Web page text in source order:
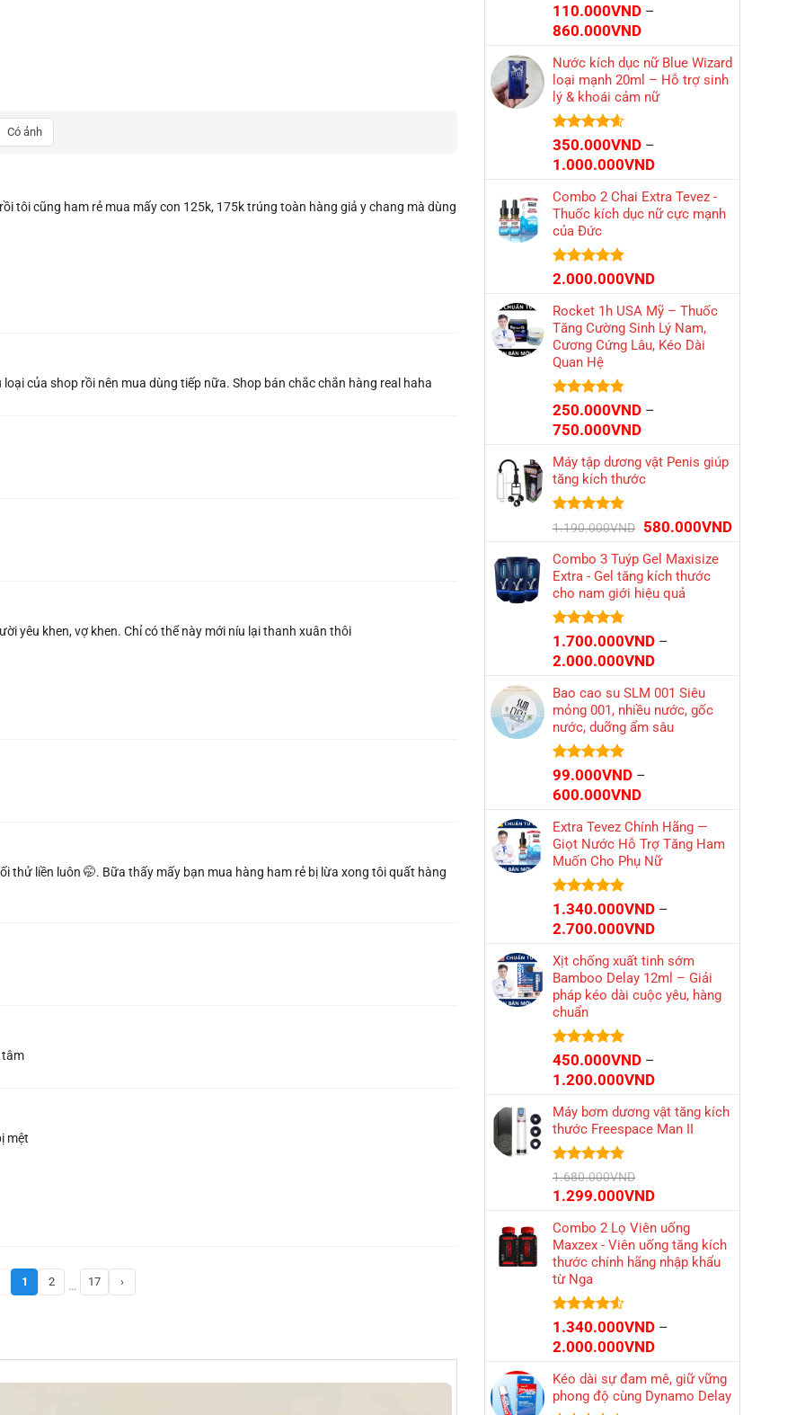
Được xếp
hạng4.73
5 sao
110.000VND –
860.000VNDKhoảng
từ
110.000VND
đến
Nước kích dục nữ Blue Wizard
loại mạnh 20ml – Hỗ trợ sinh
lý & khoái cảm nữ
Được xếp
hạng4.56
5 sao
350.000VND –
1.000.000VNDKhoảng
từ
350.000VND
Combo 2 Chai Extra Tevez -
Thuốc kích dục nữ cực mạnh
của Đức
Được xếp
5 sao
2.000.000VND
Rocket 1h USA Mỹ – Thuốc
Tăng Cường Sinh Lý Nam,
Cương Cứng Lâu, Kéo Dài
Quan Hệ
Được xếp
hạng4.75
5 sao
250.000VND –
750.000VNDKhoảng
từ
250.000VND
750.000VND
Máy tập dương vật Penis giúp
tăng kích thước
Được xếp
5 sao
1.190.000VND
Giá
là:
1.190.000VND.
580.000VNDGiá
Combo 3 Tuýp Gel Maxisize
Extra - Gel tăng kích thước
cho nam giới hiệu quả
Được xếp
hạng4.77
5 sao
1.700.000VND –
2.000.000VNDKhoảng
từ
1.700.000VND
đến
Bao cao su SLM 001 Siêu
mỏng 001, nhiều nước, gốc
nước, duỡng ẩm sâu
Được xếp
hạng4.86
5 sao
99.000VND –
600.000VNDKhoảng
từ
99.000VND
đến
Extra Tevez Chính Hãng —
Giọt Nước Hỗ Trợ Tăng Ham
Muốn Cho Phụ Nữ
Được xếp
hạng4.81
5 sao
1.340.000VND –
2.700.000VNDKhoảng
từ
1.340.000VND
đến
Xịt chống xuất tinh sớm
Bamboo Delay 12ml – Giải
pháp kéo dài cuộc yêu, hàng
chuẩn
Được xếp
hạng4.86
5 sao
450.000VND –
1.200.000VNDKhoảng
từ
450.000VND
Máy bơm dương vật tăng kích
thước Freespace Man II
Được xếp
hạng4.79
5 sao
1.680.000VND
Giá
là:
1.680.000VND.
1.299.000VNDGiá
tại
là:
1.299.000VND.
Combo 2 Lọ Viên uống
Maxzex - Viên uống tăng kích
thước chính hãng nhập khẩu
từ Nga
Được xếp
hạng4.52
5 sao
1.340.000VND –
2.000.000VNDKhoảng
từ
1.340.000VND
Kéo dài sự đam mê, giữ vững
phong độ cùng Dynamo Delay
Có ảnh
tôi cũng ham rẻ mua mấy con 125k, 175k trúng toàn hàng giả y chang mà dùng
của shop rồi nên mua dùng tiếp nữa. Shop bán chắc chắn hàng real haha
yêu khen, vợ khen. Chỉ có thể này mới níu lại thanh xuân thôi
thử liền luôn 🤭. Bữa thấy mấy bạn mua hàng ham rẻ bị lừa xong tôi quất hàng
tâm
mệt
1 2 … 17 ›